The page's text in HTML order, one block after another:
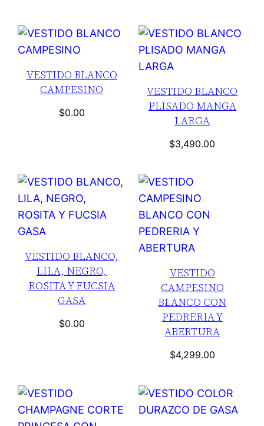
VESTIDO BLANCO
CAMPESINO
$0.00
VESTIDO BLANCO
PLISADO MANGA
LARGA
$3,490.00
VESTIDO BLANCO,
LILA, NEGRO,
ROSITA Y FUCSIA
GASA
$0.00
VESTIDO
CAMPESINO
BLANCO CON
PEDRERIA Y
ABERTURA
$4,299.00